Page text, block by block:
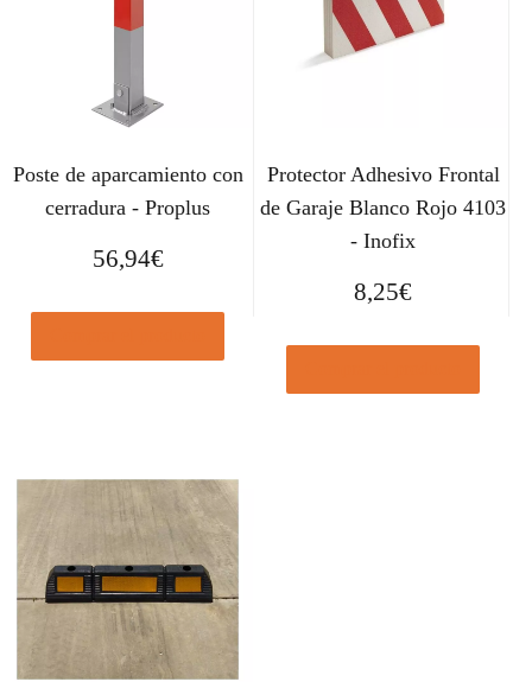
Poste de aparcamiento con
cerradura - Proplus
56,94€
Protector Adhesivo Frontal
de Garaje Blanco Rojo 4103
- Inofix
8,25€